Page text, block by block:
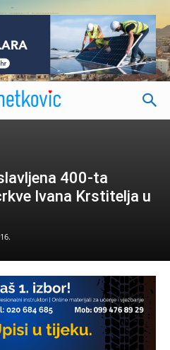
-
400-ta
Ivana Krstitelja u